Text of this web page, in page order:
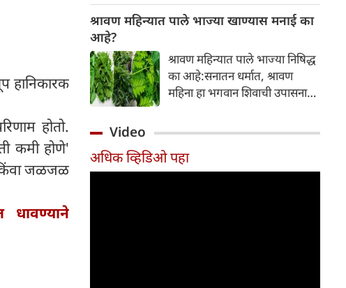
हानिकारक
होतो.
कमी होणे'
जळजळ
नकारात्मक परिणाम होऊ शकतो.
होते, ज्यामुळे निस्तेजपणा, मुरुमे
आणि ब्लॅकहेड्स यांसारख्या समस्या
निर्माण होतात.
श्रावण महिन्यात पाले भाज्या खाण्यास मनाई का
आहे?
श्रावण महिन्यात पाले भाज्या निषिद्ध
का आहे:सनातन धर्मात, श्रावण
महिना हा भगवान शिवाची उपासना
दानधर्म आणि सात्विक जीवनशैलीचे
पालन करतात.
Video
अधिक व्हिडिओ पहा